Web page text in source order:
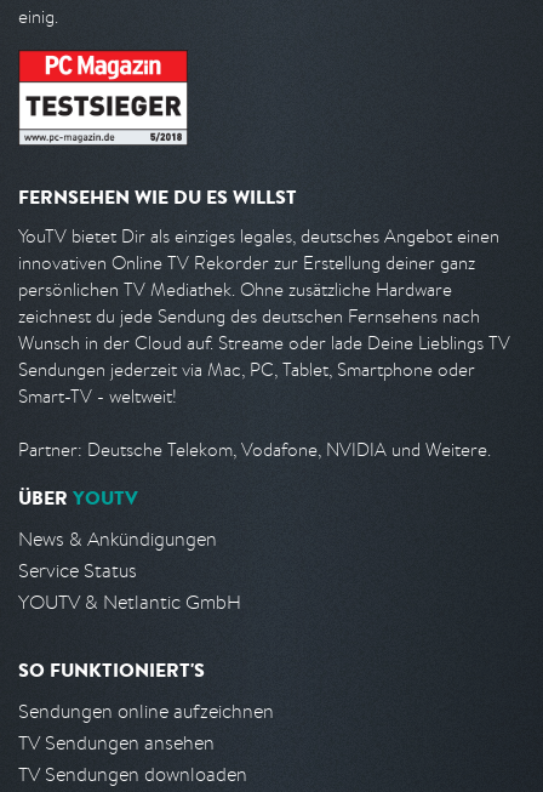
einig.
FERNSEHEN WIE DU ES WILLST
YouTV bietet Dir als einziges legales, deutsches Angebot einen
innovativen Online TV Rekorder zur Erstellung deiner ganz
persönlichen TV Mediathek. Ohne zusätzliche Hardware
zeichnest du jede Sendung des deutschen Fernsehens nach
Wunsch in der Cloud auf. Streame oder lade Deine Lieblings TV
Sendungen jederzeit via Mac, PC, Tablet, Smartphone oder
Smart-TV - weltweit!
Partner: Deutsche Telekom, Vodafone, NVIDIA und Weitere.
ÜBER YOUTV
News & Ankündigungen
Service Status
YOUTV & Netlantic GmbH
SO FUNKTIONIERT'S
Sendungen online aufzeichnen
TV Sendungen ansehen
TV Sendungen downloaden